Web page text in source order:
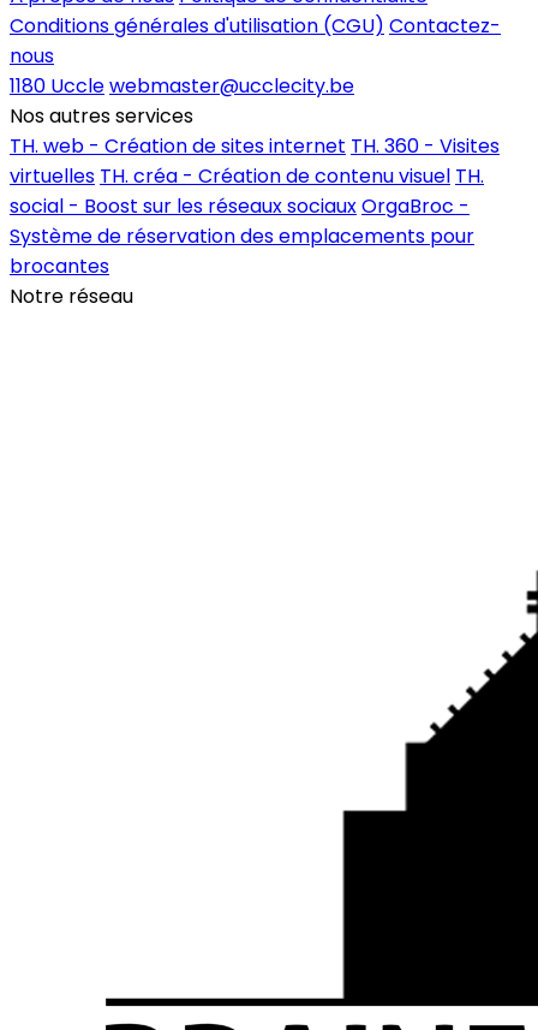
Conditions générales d'utilisation (CGU) Contactez-
nous
1180 Ucclewebmaster@ucclecity.be
Nos autres services
TH. web - Création de sites internet TH. 360 - Visites
virtuelles TH. créa - Création de contenu visuel TH.
social - Boost sur les réseaux sociauxOrgaBroc -
Système de réservation des emplacements pour
brocantes
Notre réseau